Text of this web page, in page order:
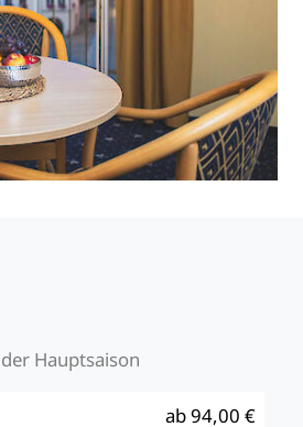
Hauptsaison
ab 94,00 €